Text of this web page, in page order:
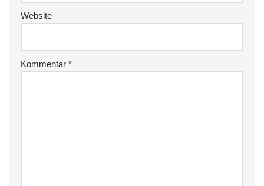
Website
Kommentar *